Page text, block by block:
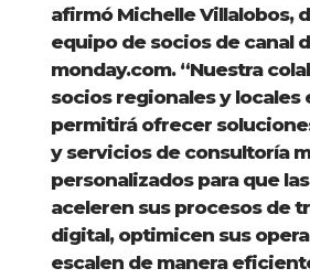
afirmó Michelle Villalobos,
equipo de socios de canal
monday.com. “Nuestra
socios regionales y locales
permitirá ofrecer
y servicios de consultoría
personalizados para que
aceleren sus procesos de
digital, optimicen sus
escalen de manera